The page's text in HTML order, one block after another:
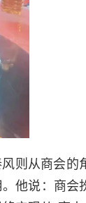
则从商会的
他说：商会